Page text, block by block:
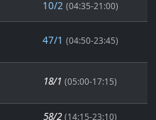
10/2 (04:35-21:00)
47/1 (04:50-23:45)
18/1 (05:00-17:15)
58/2 (14:15-23:10)